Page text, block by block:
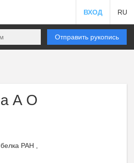
ВХОД RU
Отправить рукопись
А О
РАН ,